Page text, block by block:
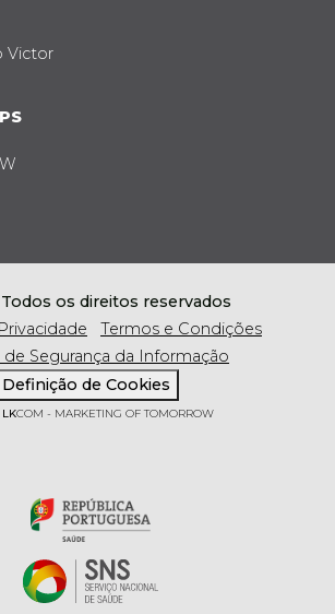
Victor
os direitos reservados
Termos e Condições
de Segurança da Informação
Definição de Cookies
LKCOM - MARKETING OF TOMORROW